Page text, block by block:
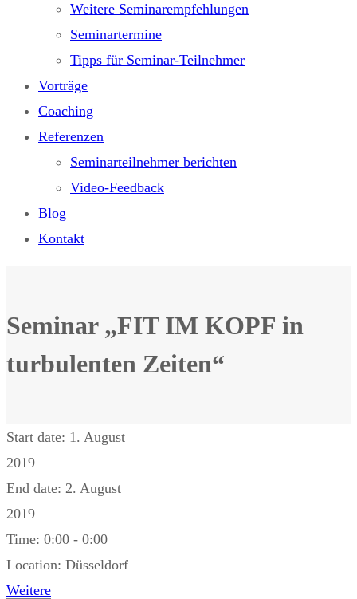
Weitere Seminarempfehlungen
Seminartermine
Tipps für Seminar-Teilnehmer
Vorträge
Coaching
Referenzen
Seminarteilnehmer berichten
Video-Feedback
Blog
Kontakt
Seminar „FIT IM KOPF in
turbulenten Zeiten“
Start date: 1. August
2019
End date: 2. August
2019
Time: 0:00 - 0:00
Location: Düsseldorf
Weitere